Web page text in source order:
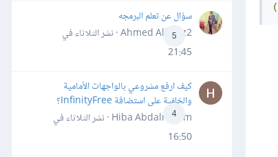
(
5
سؤال عن تعلم البرمجه
Ahmed Alhafiz2 · نشر
الثلاثاء في
21:45
4
كيف ارفع مشروعي بالواجهات الأمامية
والخلفية على استضافة InfinityFree؟
Hiba Abdalrheem · نشر
الثلاثاء في
16:50